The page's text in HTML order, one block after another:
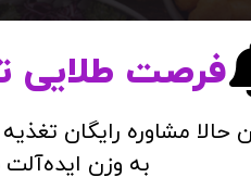
فرصت طلایی
حالا مشاوره رایگان
به وزن